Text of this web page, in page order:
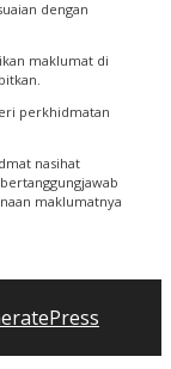
dengan
maklumat di
perkhidmatan
nasihat
maklumatnya